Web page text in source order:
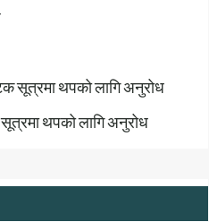
सूत्रमा थपको लागि अनुरोध
थपको लागि अनुरोध